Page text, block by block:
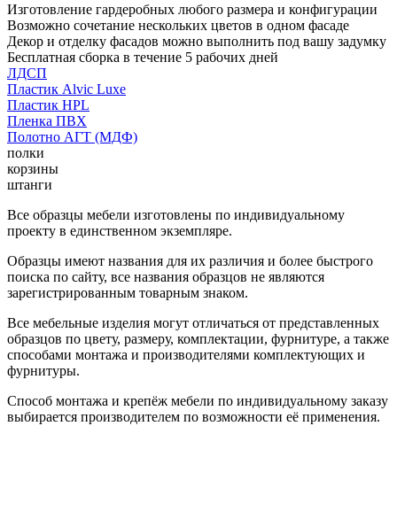
Изготовление гардеробных любого размера и конфигурации
Возможно сочетание нескольких цветов в одном фасаде
Декор и отделку фасадов можно выполнить под вашу задумку
Бесплатная сборка в течение 5 рабочих дней
ЛДСП
Пластик Alvic Luxe
Пластик HPL
Пленка ПВХ
Полотно АГТ (МДФ)
полки
корзины
штанги
Все образцы мебели изготовлены по индивидуальному
проекту в единственном экземпляре.
Образцы имеют названия для их различия и более быстрого
поиска по сайту, все названия образцов не являются
зарегистрированным товарным знаком.
Все мебельные изделия могут отличаться от представленных
образцов по цвету, размеру, комплектации, фурнитуре, а также
способами монтажа и производителями комплектующих и
фурнитуры.
Способ монтажа и крепёж мебели по индивидуальному заказу
выбирается производителем по возможности её применения.